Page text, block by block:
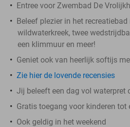
Entree voor Zwembad De
Beleef plezier in het
wildwaterkreek, twee
een klimmuur en meer!
Geniet ook van heerlijk softijs
Zie hier de lovende recensies
Jij beleeft een dag vol waterpret
Gratis toegang voor kinderen tot
Ook geldig in het weekend